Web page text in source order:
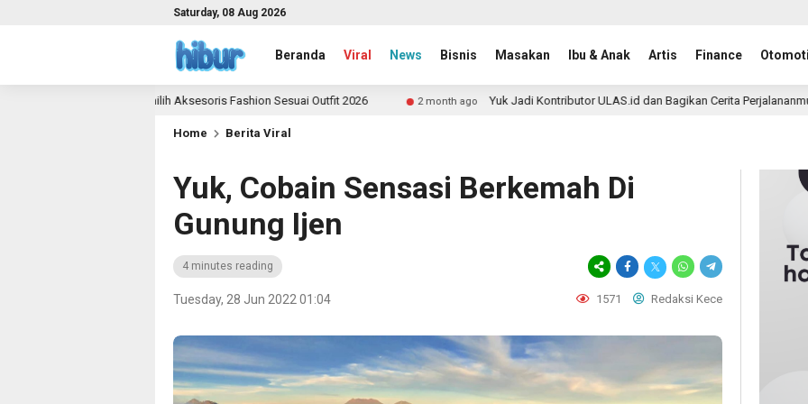
Saturday, 08 Aug 2026
Beranda Viral News Bisnis Masakan Ibu & Anak Artis Finance
Memilih Aksesoris Fashion Sesuai Outfit 2026 2 month ago Yuk Jadi Kontributor ULAS.id dan Bagikan Cerita Perjalananmu ke Lebih
Home Berita Viral
Yuk, Cobain Sensasi Berkemah Di
Gunung Ijen
4 minutes reading
Tuesday, 28 Jun 2022 01:04 1571 Redaksi Kece